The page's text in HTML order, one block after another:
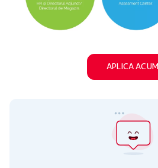
APLICA ACUM